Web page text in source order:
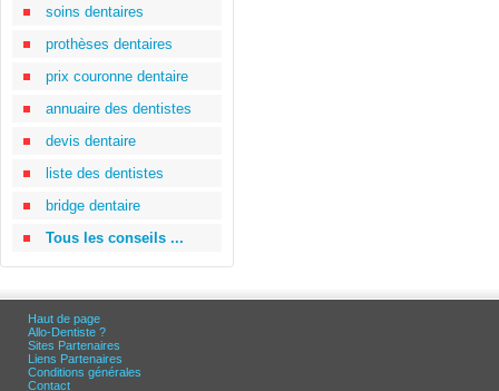
soins dentaires
prothèses dentaires
prix couronne dentaire
annuaire des dentistes
devis dentaire
liste des dentistes
bridge dentaire
Tous les conseils ...
Haut de page
Allo-Dentiste ?
Sites Partenaires
Liens Partenaires
Conditions générales
Contact